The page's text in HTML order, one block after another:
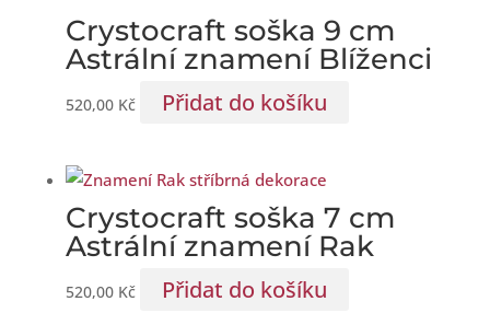
Crystocraft soška 9 cm
Astrální znamení Blíženci
520,00 Kč Přidat do košíku
Crystocraft soška 7 cm
Astrální znamení Rak
520,00 Kč Přidat do košíku